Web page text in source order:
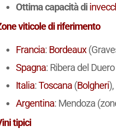
Ottima capacità di
viticole di riferimento
Francia: Bordeaux
Spagna: Ribera del Duero
Italia:Toscana (Bolgheri),
Argentina: Mendoza
tipici